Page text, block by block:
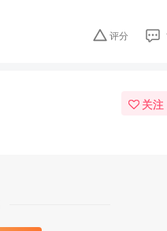
评分
关注